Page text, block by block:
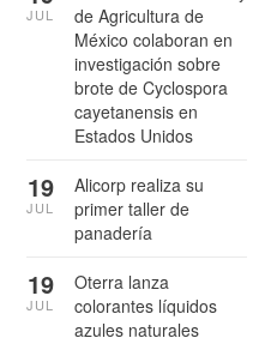
de Agricultura de
México colaboran en
investigación sobre
brote de Cyclospora
cayetanensis en
Estados Unidos
JUL
Alicorp realiza su
primer taller de
panadería
19
JUL
Oterra lanza
colorantes líquidos
azules naturales
19
JUL